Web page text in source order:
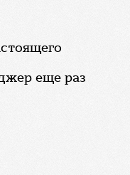
еще раз